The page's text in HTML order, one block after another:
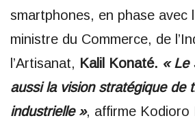
smartphones, en phase avec
ministre du Commerce, de
l’Artisanat, Kalil Konaté. « Le
aussi la vision stratégique de
industrielle », affirme Kodioro